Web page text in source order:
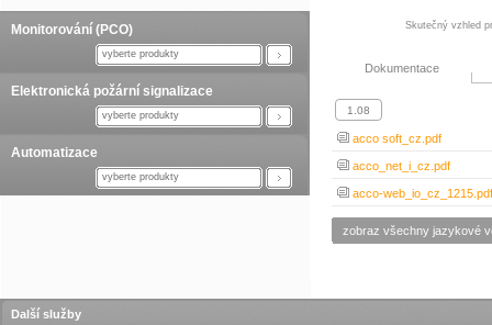
Monitorování (PCO)
vyberte produkty
Elektronická požární signalizace
vyberte produkty
Automatizace
vyberte produkty
Skutečný vzhled
Dokumentace
acco soft_cz.pdf
acco_net_i_cz.pdf
acco-web_io_cz_1215.pdf
zobraz všechny jazykové
Další služby